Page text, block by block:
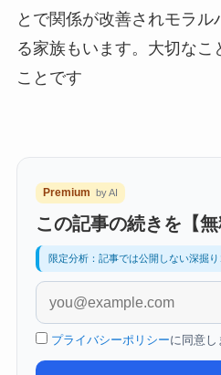
とで関係が改善されモラ
る家族もいます。大切なこ
ことです
Premium by AI
この記事の続きを【
限定分析：記事では公開しない深掘り
プライバシーポリシーに同意し